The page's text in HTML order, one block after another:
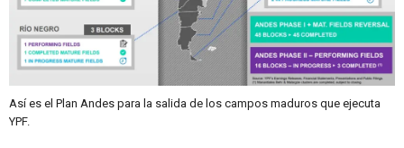
Así es el Plan Andes para la salida de los campos maduros que ejecuta
YPF.